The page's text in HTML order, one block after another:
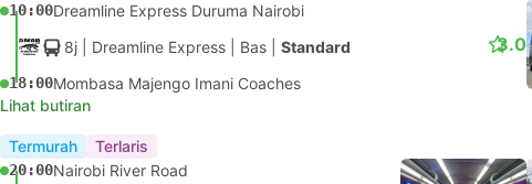
10:00Dreamline Express Duruma Nairobi
8j | Dreamline Express Bas Standard
18:00Mombasa Majengo Imani Coaches
3.0
Lihat butiran
Termurah Terlaris
20:00Nairobi River Road